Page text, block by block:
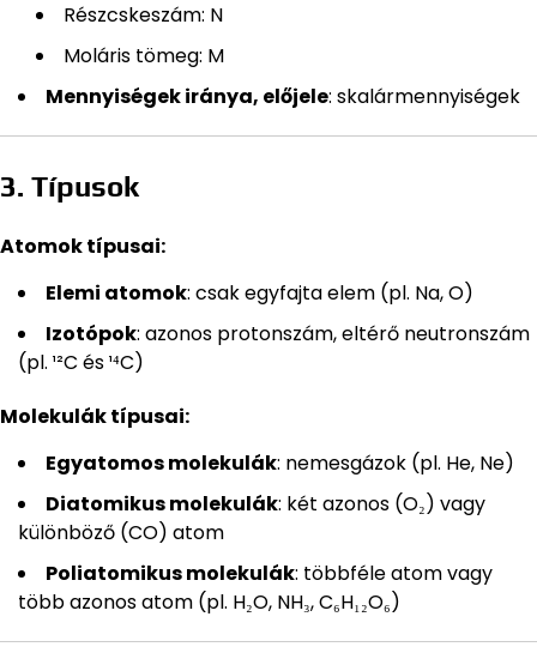
Részcskeszám: N
Moláris tömeg: M
Mennyiségek iránya, előjele: skalármennyiségek
3. Típusok
Atomok típusai:
Elemi atomok: csak egyfajta elem (pl. Na, O)
Izotópok: azonos protonszám, eltérő neutronszám
(pl. ¹²C és ¹⁴C)
Molekulák típusai:
Egyatomos molekulák: nemesgázok (pl. He, Ne)
Diatomikus molekulák: két azonos (O₂) vagy
különböző (CO) atom
Poliatomikus molekulák: többféle atom vagy
több azonos atom (pl. H₂O, NH₃, C₆H₁₂O₆)